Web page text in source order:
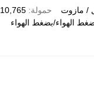
/ مازوت حمولة 10,765 كجم
الهواء/بضغط الهواء